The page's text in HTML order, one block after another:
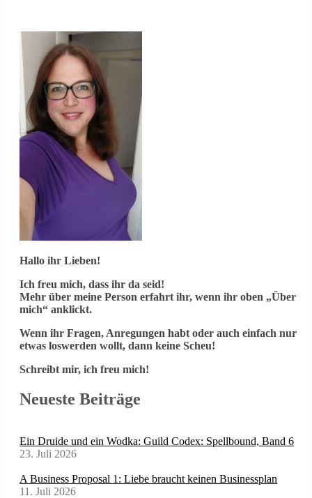
Hallo ihr Lieben!
Ich freu mich, dass ihr da seid!
Mehr über meine Person erfahrt ihr, wenn ihr oben „Über
mich“ anklickt.
Wenn ihr Fragen, Anregungen habt oder auch einfach nur
etwas loswerden wollt, dann keine Scheu!
Schreibt mir, ich freu mich!
Neueste Beiträge
Ein Druide und ein Wodka: Guild Codex: Spellbound, Band 6
23. Juli 2026
A Business Proposal 1: Liebe braucht keinen Businessplan
11. Juli 2026